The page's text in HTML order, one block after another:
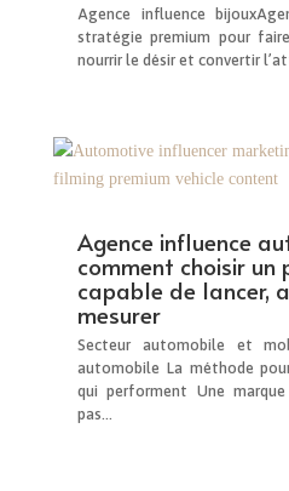
Agence influence
stratégie premium pour
nourrir le désir et convertir
Agence influence
comment choisir un
capable de lancer,
mesurer
Secteur automobile et
automobile La méthode
qui performent Une
pas...